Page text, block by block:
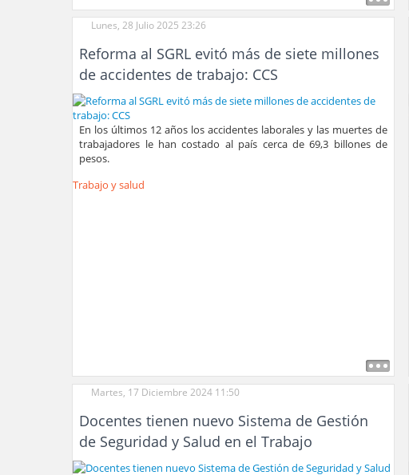
Lunes, 28 Julio 2025 23:26
Reforma al SGRL evitó más de siete millones
de accidentes de trabajo: CCS
En los últimos 12 años los accidentes laborales y las muertes de
trabajadores le han costado al país cerca de 69,3 billones de
pesos.
Trabajo y salud
Martes, 17 Diciembre 2024 11:50
Docentes tienen nuevo Sistema de Gestión
de Seguridad y Salud en el Trabajo